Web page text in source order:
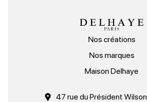
Nos créations
Nos marques
Maison Delhaye
47 rue du Président Wilson